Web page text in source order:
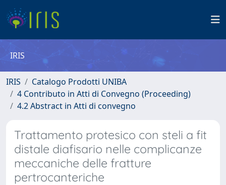
IRIS
IRIS
Catalogo Prodotti UNIBA
4 Contributo in Atti di Convegno (Proceeding)
4.2 Abstract in Atti di convegno
Trattamento protesico con steli a fit
distale diafisario nelle complicanze
meccaniche delle fratture
pertrocanteriche